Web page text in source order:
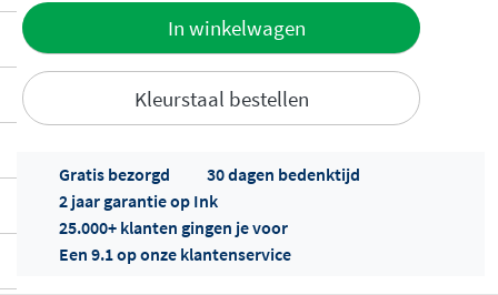
In winkelwagen
Kleurstaal bestellen
Offertes
Gratis bezorgd
30 dagen bedenktijd
2 jaar garantie op Ink
25.000+ klanten gingen je voor
Een 9.1 op onze klantenservice